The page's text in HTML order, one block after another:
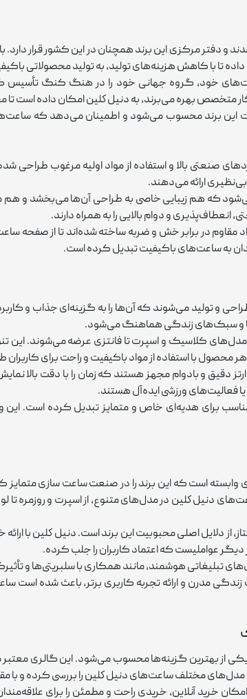
1970 در ترکیه تأسیس شدند و دفتر مرکزی این برند همچنان در
تا با کاهش هزینه‌های تولید، به تولید محصولاتی
فعالیت‌های خود، گروه جهانی خود را در هنگ کنگ
متخصص بهره می‌برند، به دنيل كلين امکان داده است تا
این برند محسوب می‌شود و اطمینان می‌دهد که ساعت‌های
صنعتی بالا و استفاده از مواد اولیه مرغوب طراحی
بی‌نظیری ارائه می‌دهند.
که هم زیبایی خاصی به طراحی آن‌ها می‌بخشد و هم
و دوام بالایی را به همراه دارند.
در برابر خش و ضربه ساخته شده‌اند تا از صفحه
به ساعت‌های باکیفیت تبدیل کرده است.
و تولید می‌شوند که آن‌ها را به گزینه‌ای جذاب و
و سبک‌های زندگی هماهنگ می‌شود.
کلاسیک و اسپرت تا فانتزی عرضه می‌شوند. این
هر محصول با استفاده از مواد باکیفیت و راحت برای
دقیق و بادوام مجهز هستند که زمان را با دقت بالا
یا فعالیت‌های ورزشی ایده‌آل هستند.
برای هدیه‌ای خاص و متمایز تبدیل کرده است.
است که این برند را در صنعت ساعت ‌سازی
دنيل كلين در مدل‌های متنوع، از اسپرت و روزمره تا
از دلایل اصلی محبوبیت این برند است. دنيل كلين با
عواملیست که اعتماد کاربران را جلب کرده.
تبلیغاتی هوشمند، مانند همکاری با سلبریتی‌ها و
مدرن و ارائه تجربه کاربری برتر، باعث شده است
بهترین گزینه‌ها محسوب می‌شود. این گالری معتبر
مختلف ساعت‌های دنيل كلين را بررسی کرده و با
خرید آنلاین، خریدی راحت و مطمئن را برای